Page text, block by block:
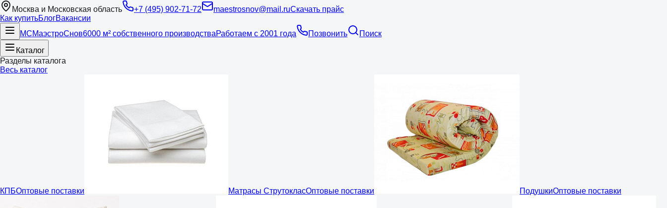
Москва и Московская область +7 (495) 902-71-72 maestrosnov@mail.ruСкачать прайс
Как купитьБлогВакансии
МСМаэстроСнов6000 м² собственного производстваРаботаем с 2001 года Позвонить
Поиск
Каталог
Разделы каталога
Весь каталог
КПБОптовые поставки Матрасы СтрутокласОптовые поставки ПодушкиОптовые поставки